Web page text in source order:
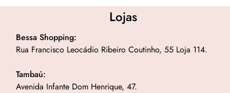
Lojas
Bessa Shopping:
Rua Francisco Leocádio Ribeiro Coutinho, 55 Loja 114.
Tambaú:
Avenida Infante Dom Henrique, 47.